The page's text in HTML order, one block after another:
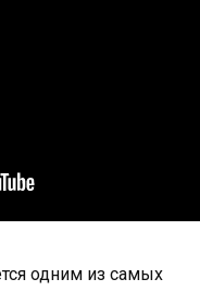
одним из самых